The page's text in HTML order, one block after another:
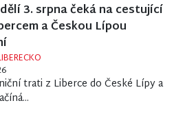
3. srpna čeká na cestující
a Českou Lípou
trati z Liberce do České Lípy a